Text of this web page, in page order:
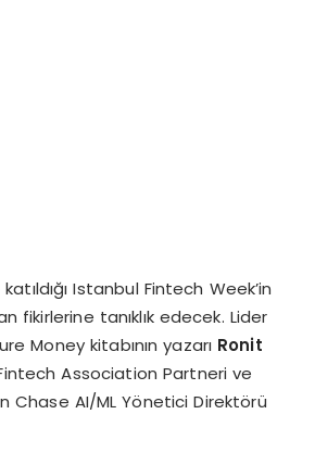
Istanbul Fintech Week’in
fikirlerine tanıklık edecek. Lider
Money kitabının yazarı Ronit
Fintech Association Partneri ve
Chase AI/ML Yönetici Direktörü